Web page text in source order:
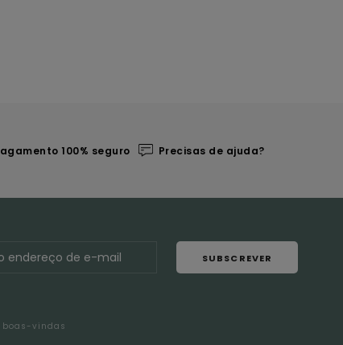
100% seguro Precisas de ajuda?
SUBSCREVER
vindas